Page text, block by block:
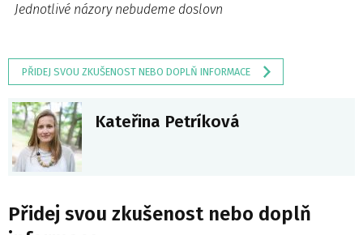
Jednotlivé názory nebudeme doslovn
PŘIDEJ SVOU ZKUŠENOST NEBO DOPLŇ INFORMACE
Kateřina Petríková
Přidej svou zkušenost nebo doplň